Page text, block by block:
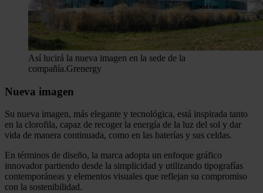
Así lucirá la nueva imagen en la sede de la
compañía.Grenergy
Nueva imagen
Su nueva imagen, más elegante y tecnológica, está inspirada tanto
en la clorofila, capaz de recoger la energía de la luz del sol y dar
vida de manera continuada, como en las baterías y sus celdas.
En términos de diseño, la marca adopta un enfoque gráfico
innovador partiendo desde la simplicidad y utilizando tipografías
contemporáneas y elementos visuales que reflejan su compromiso
con la sostenibilidad.